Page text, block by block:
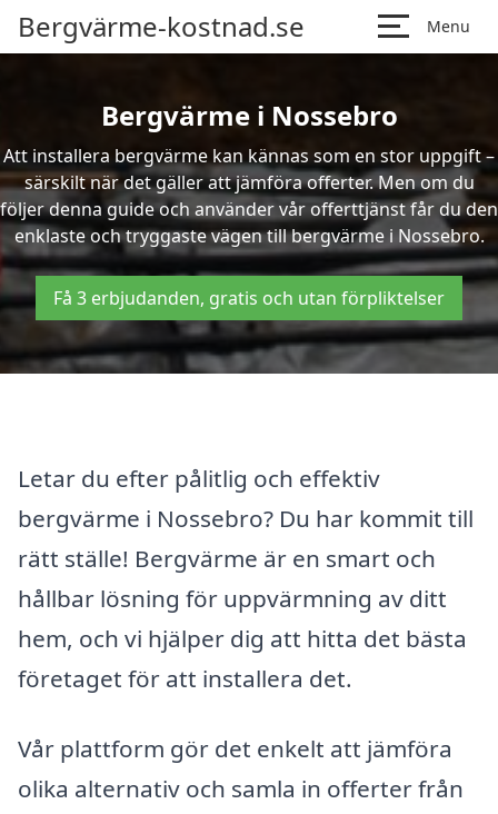
Bergvärme-kostnad.se Menu
Bergvärme i Nossebro
Att installera bergvärme kan kännas som en stor uppgift –
särskilt när det gäller att jämföra offerter. Men om du
följer denna guide och använder vår offerttjänst får du den
enklaste och tryggaste vägen till bergvärme i Nossebro.
Få 3 erbjudanden, gratis och utan förpliktelser
Letar du efter pålitlig och effektiv
bergvärme i Nossebro? Du har kommit till
rätt ställe! Bergvärme är en smart och
hållbar lösning för uppvärmning av ditt
hem, och vi hjälper dig att hitta det bästa
företaget för att installera det.
Vår plattform gör det enkelt att jämföra
olika alternativ och samla in offerter från